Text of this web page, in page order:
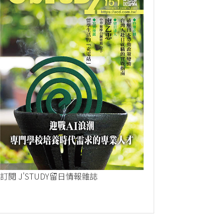
訂閱 J'STUDY留日情報雜誌